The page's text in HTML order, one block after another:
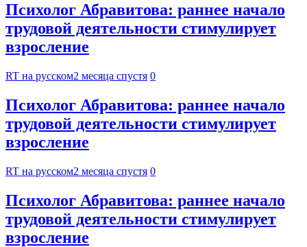
Психолог Абравитова: раннее начало
трудовой деятельности стимулирует
взросление
RT на русском2 месяца спустя 0
Психолог Абравитова: раннее начало
трудовой деятельности стимулирует
взросление
RT на русском2 месяца спустя 0
Психолог Абравитова: раннее начало
трудовой деятельности стимулирует
взросление